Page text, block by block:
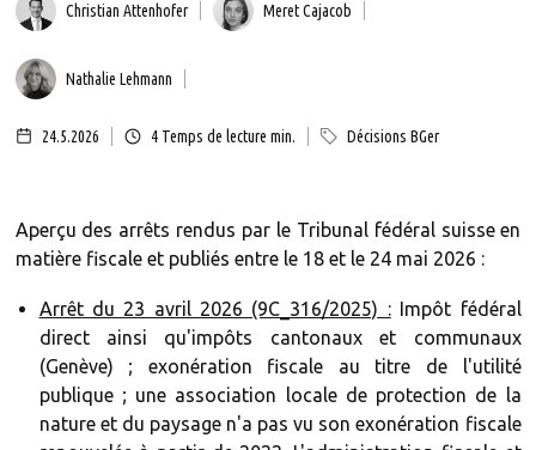
Christian Attenhofer Meret Cajacob
Nathalie Lehmann
24.5.2026 4Temps de lecture min. Décisions BGer
Aperçu des arrêts rendus par le Tribunal fédéral suisse en
matière fiscale et publiés entre le 18 et le 24 mai 2026 :
Arrêt du 23 avril 2026 (9C_316/2025) :Impôt fédéral
direct ainsi qu'impôts cantonaux et communaux
(Genève) ; exonération fiscale au titre de l'utilité
publique ; une association locale de protection de la
nature et du paysage n'a pas vu son exonération fiscale